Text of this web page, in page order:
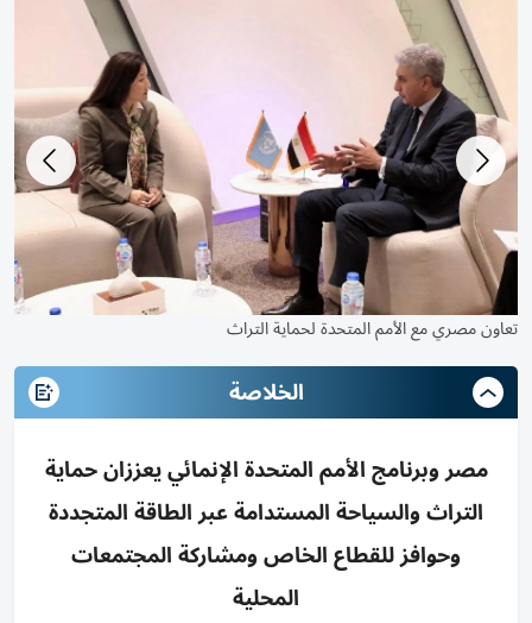
تعاون مصري مع الأمم المتحدة لحماية التراث
الخلاصة
مصر وبرنامج الأمم المتحدة الإنمائي يعززان حماية
التراث والسياحة المستدامة عبر الطاقة المتجددة
وحوافز للقطاع الخاص ومشاركة المجتمعات
المحلية